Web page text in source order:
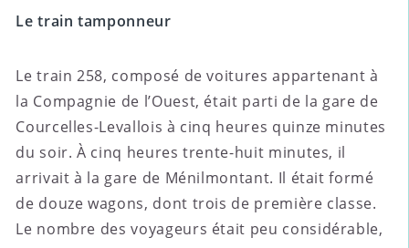
Le train tamponneur
Le train 258, composé de voitures appartenant à
la Compagnie de l’Ouest, était parti de la gare de
Courcelles-Levallois à cinq heures quinze minutes
du soir. À cinq heures trente-huit minutes, il
arrivait à la gare de Ménilmontant. Il était formé
de douze wagons, dont trois de première classe.
Le nombre des voyageurs était peu considérable,